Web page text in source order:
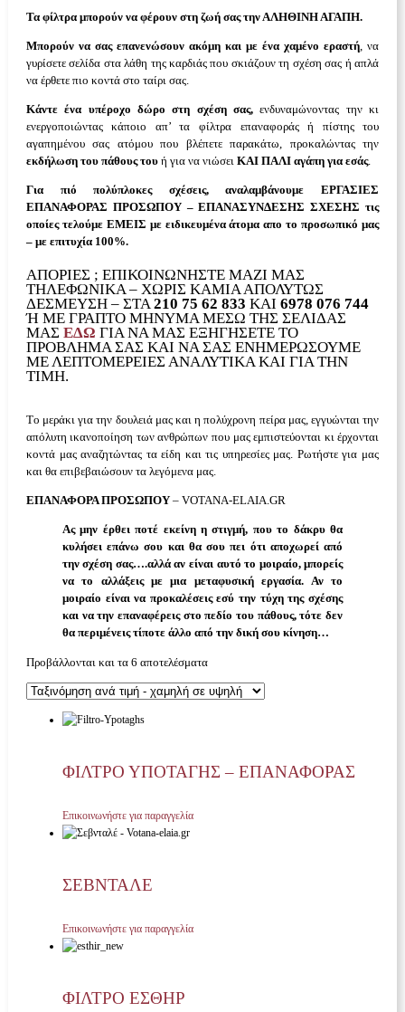
Τα φίλτρα μπορούν να φέρουν στη ζωή σας την ΑΛΗΘΙΝΗ ΑΓΑΠΗ.
Μπορούν να σας επανενώσουν ακόμη και με ένα χαμένο εραστή , να
γυρίσετε σελίδα στα λάθη της καρδιάς που σκιάζουν τη σχέση σας ή απλά
να έρθετε πιο κοντά στο ταίρι σας.
Κάντε ένα υπέροχο δώρο στη σχέση σας,ενδυναμώνοντας την κι
ενεργοποιώντας κάποιο απ’ τα φίλτρα επαναφοράς ή πίστης του
αγαπημένου σας ατόμου που βλέπετε παρακάτω, προκαλώντας την
εκδήλωση του πάθους τουή για να νιώσει ΚΑΙ ΠΑΛΙ αγάπη για εσάς.
Για πιό πολύπλοκες σχέσεις, αναλαμβάνουμε ΕΡΓΑΣΙΕΣ
ΕΠΑΝΑΦΟΡΑΣ ΠΡΟΣΩΠΟΥ – ΕΠΑΝΑΣΥΝΔΕΣΗΣ ΣΧΕΣΗΣ τις
οποίες τελούμε ΕΜΕΙΣ με ειδικευμένα άτομα απο το προσωπικό μας
– με επιτυχία 100%.
ΑΠΟΡΊΕΣ ; ΕΠΙΚΟΙΝΩΝΉΣΤΕ ΜΑΖΙ ΜΑΣ
ΤΗΛΕΦΩΝΙΚΆ – ΧΩΡΊΣ ΚΑΜΙΑ ΑΠΟΛΥΤΩΣ
ΔΕΣΜΕΥΣΗ – ΣΤΑ210 75 62 833 ΚΑΙ 6978 076 744
Ή ΜΕ ΓΡΑΠΤΌ ΜΉΝΥΜΑ ΜΈΣΩ ΤΗΣ ΣΕΛΊΔΑΣ Μ
ΑΣ ΕΔΏ ΓΙΑ ΝΑ ΜΑΣ ΕΞΗΓΉΣΕΤΕ ΤΟ
ΠΡΌΒΛΗΜΑ ΣΑΣ ΚΑΙ ΝΑ ΣΑΣ ΕΝΗΜΕΡΏΣΟΥΜΕ
ΜΕ ΛΕΠΤΟΜΈΡΕΙΕΣ ΑΝΑΛΥΤΙΚΆ ΚΑΙ ΓΙΑ ΤΗΝ
ΤΙΜΉ.
Τo μεράκι για την δουλειά μας και η πολύχρονη πείρα μας, εγγυώνται την
απόλυτη ικανοποίηση των ανθρώπων που μας εμπιστεύονται κι έρχονται
κοντά μας αναζητώντας τα είδη και τις υπηρεσίες μας. Ρωτήστε για μας
και θα επιβεβαιώσουν τα λεγόμενα μας.
ΕΠΑΝΑΦΟΡΑ ΠΡΟΣΩΠΟΥ– VOTANA-ELAIA.GR
Ας μην έρθει ποτέ εκείνη η στιγμή, που το δάκρυ θα
κυλήσει επάνω σου και θα σου πει ότι αποχωρεί από
την σχέση σας….αλλά αν είναι αυτό το μοιραίο, μπορείς
να το αλλάξεις με μια μεταφυσική εργασία. Αν το
μοιραίο είναι να προκαλέσεις εσύ την τύχη της σχέσης
και να την επαναφέρεις στο πεδίο του πάθους, τότε δεν
θα περιμένεις τίποτε άλλο από την δική σου κίνηση…
Προβάλλονται και τα 6 αποτελέσματα
ΦΙΛΤΡΟ ΥΠΟΤΑΓΗΣ – ΕΠΑΝΑΦΟΡΑΣ
Επικοινωνήστε για παραγγελία
ΣΕΒΝΤΑΛΈ
Επικοινωνήστε για παραγγελία
ΦΙΛΤΡΟ ΕΣΘΗΡ